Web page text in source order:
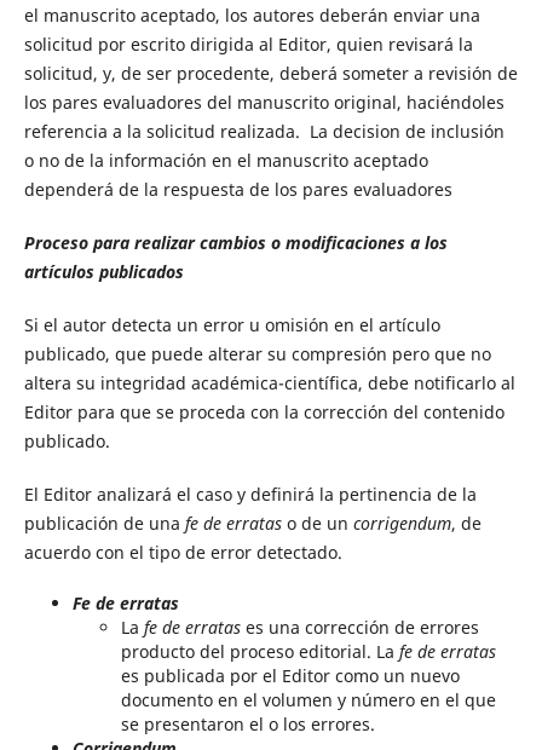
el manuscrito aceptado, los autores deberán enviar una
solicitud por escrito dirigida al Editor, quien revisará la
solicitud, y, de ser procedente, deberá someter a revisión de
los pares evaluadores del manuscrito original, haciéndoles
referencia a la solicitud realizada. La decision de inclusión
o no de la información en el manuscrito aceptado
dependerá de la respuesta de los pares evaluadores
Proceso para realizar cambios o modificaciones a los
artículos publicados
Si el autor detecta un error u omisión en el artículo
publicado, que puede alterar su compresión pero que no
altera su integridad académica-científica, debe notificarlo al
Editor para que se proceda con la corrección del contenido
publicado.
El Editor analizará el caso y definirá la pertinencia de la
publicación de una fe de errataso de un corrigendum, de
acuerdo con el tipo de error detectado.
Fe de erratas
La fe de erratases una corrección de errores
producto del proceso editorial. La fe de erratas
es publicada por el Editor como un nuevo
documento en el volumen y número en el que
se presentaron el o los errores.